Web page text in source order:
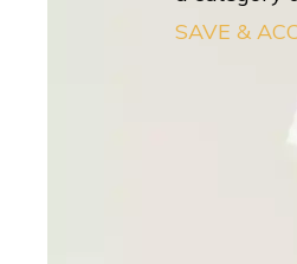
SAVE &